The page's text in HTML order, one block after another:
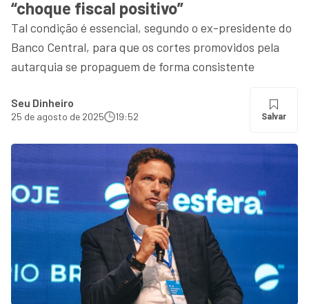
“choque fiscal positivo”
Tal condição é essencial, segundo o ex-presidente do
Banco Central, para que os cortes promovidos pela
autarquia se propaguem de forma consistente
Seu Dinheiro
25 de agosto de 2025 19:52 Salvar